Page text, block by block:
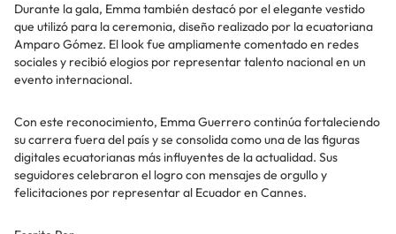
Durante la gala, Emma también destacó por el elegante vestido
que utilizó para la ceremonia, diseño realizado por la ecuatoriana
Amparo Gómez. El look fue ampliamente comentado en redes
sociales y recibió elogios por representar talento nacional en un
evento internacional.
Con este reconocimiento, Emma Guerrero continúa fortaleciendo
su carrera fuera del país y se consolida como una de las figuras
digitales ecuatorianas más influyentes de la actualidad. Sus
seguidores celebraron el logro con mensajes de orgullo y
felicitaciones por representar al Ecuador en Cannes.